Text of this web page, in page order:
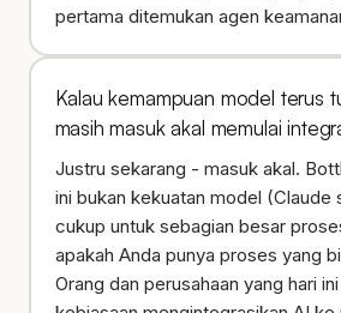
pertama ditemukan agen
Kalau kemampuan model terus
masih masuk akal memulai
Justru sekarang - masuk akal.
ini bukan kekuatan model (Claude
cukup untuk sebagian besar
apakah Anda punya proses yang
Orang dan perusahaan yang hari